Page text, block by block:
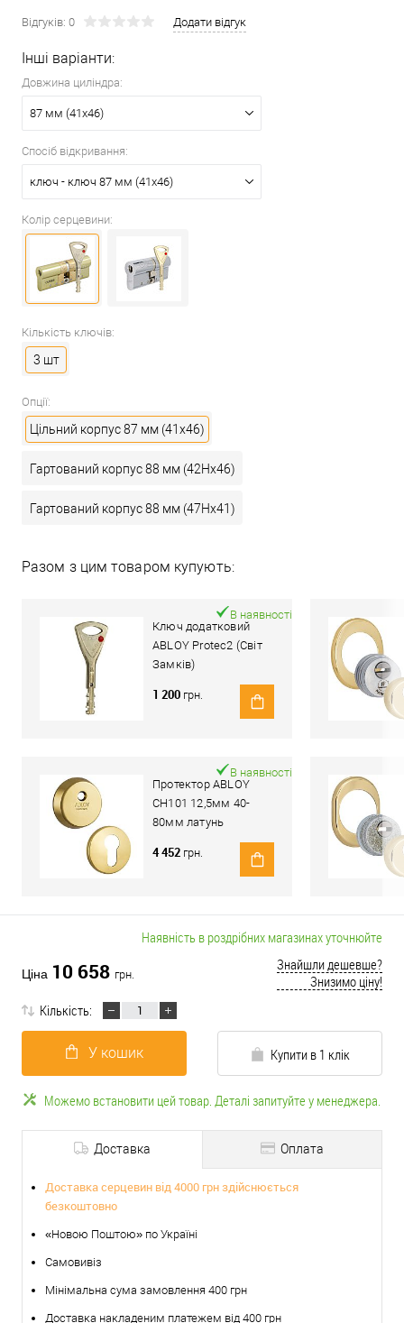
Відгуків: 0 Додати відгук
Інші варіанти:
Довжина циліндра:
87 мм (41x46)
Спосіб відкривання:
ключ - ключ 87 мм (41x46)
Колір серцевини:
Кількість ключів:
3 шт
Опції:
Цільний корпус 87 мм (41x46)
Гартований корпус 88 мм (42Hx46)
Гартований корпус 88 мм (47Hx41)
Разом з цим товаром купують:
Ключ додатковий
ABLOY Protec2 (Світ
Замків)
В наявності
1 200 грн.
Протектор ABLOY
CH101 12,5мм 40-
80мм латунь
В наявності
4 452 грн.
Наявність в роздрібних магазинах уточнюйте
Ціна 10 658 грн.
Знайшли дешевше?
Знизимо ціну!
Кількість:
У кошик Купити в 1 клік
Можемо встановити цей товар. Деталі запитуйте у менеджера.
Доставка Оплата
Доставка серцевин від 4000 грн здійснюється
безкоштовно
«Новою Поштою» по Україні
Самовивіз
Мінімальна сума замовлення 400 грн
Доставка накладеним платежем від 400 грн